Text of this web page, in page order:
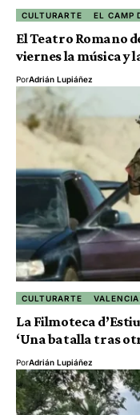
CULTURARTE EL CAMP
El Teatro Romano
viernes la música y
PorAdrián Lupiáñez
CULTURARTE
La Filmoteca
‘Una batalla tras
PorAdrián Lupiáñez